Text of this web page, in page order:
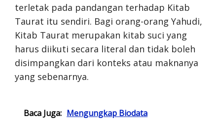
terletak pada pandangan terhadap Kitab
Taurat itu sendiri. Bagi orang-orang Yahudi,
Kitab Taurat merupakan kitab suci yang
harus diikuti secara literal dan tidak boleh
disimpangkan dari konteks atau maknanya
yang sebenarnya.
Baca Juga: Mengungkap Biodata